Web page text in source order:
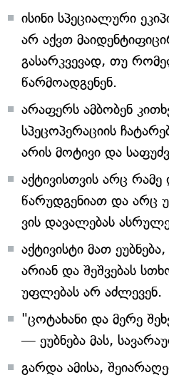
ისინი სპეციალური
არ აქვთ
გასარკვევად, თუ
წარმოადგენენ.
არაფერს ამბობენ
სპეცოპერაციის
არის მოტივი და
აქტივისთვის არც რამე
წარუდგენიათ და არც
ვის დავალებას
აქტივისტი მათ
არიან და შეშვებას
უფლებას არ აძლევენ.
"ცოტახანი და მერე
— ეუბნება მას,
გარდა ამისა,